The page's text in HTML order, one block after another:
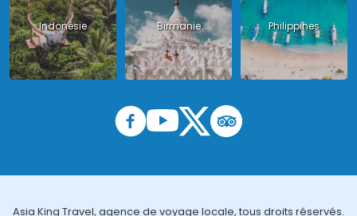
Indonésie Birmanie Philippines
Asia King Travel, agence de voyage locale, tous droits réservés.